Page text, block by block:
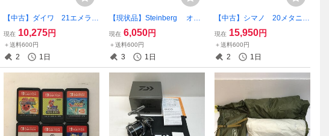
【中古】ダイワ 21エメラル
ダスAIRLT2500-XH 00060
312 【釣-568】
現在 10,275円
＋送料600円
2 1日
【現状品】Steinberg オー
ディオインターフェース UR
22 mkⅡ 通電確認のみ
【家電-770】
現在 6,050円
＋送料600円
3 1日
【中古】シマノ 20メタニウ
ム左 04113 【釣-571】
現在 15,950円
＋送料600円
2 1日